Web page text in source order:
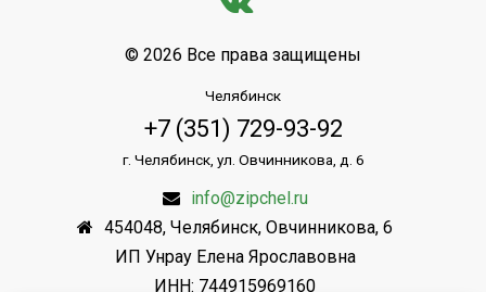
© 2026 Все права защищены
Челябинск
+7 (351) 729-93-92
г. Челябинск, ул. Овчинникова, д. 6
info@zipchel.ru
454048, Челябинск, Овчинникова, 6
ИП Унрау Елена Ярославовна
ИНН: 744915969160